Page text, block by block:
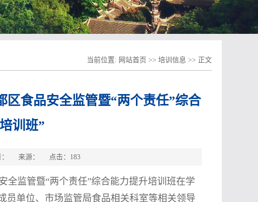
当前位置: 网站首页 >> 培训信息 >> 正文
区食品安全监管暨“两个责任”综合
训班”
： 来源： 点击： 183
全监管暨“两个责任”综合能力提升培训班在学
员单位、市场监管局食品相关科室等相关领导